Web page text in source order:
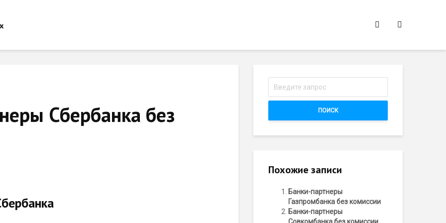
Сбербанка без ПОИСК
Похожие записи
Банки-партнеры
Газпромбанка без комиссии
Банки-партнеры